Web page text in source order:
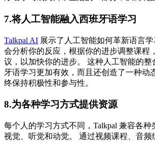
7.将人工智能融入西班牙语学习
Talkpal AI 展示了人工智能如何革新语言
会分析你的反应，根据你的进步调整课程
议，以加快你的进步。 这种人工智能的整
牙语学习更加有效，而且还创造了一种动
终保持积极性和参与性。
8.为各种学习方式提供资源
每个人的学习方式不同，Talkpal 兼容各
视觉、听觉和动觉。 通过视频课程、音频